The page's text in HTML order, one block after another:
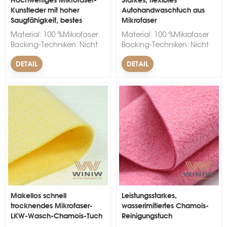
Kunstleder mit hoher
Saugfähigkeit, bestes
Chamois-Tuch
Material: 100 %Mikrofaser
Backing-Techniken: Nicht
gewebt Breite: 150 cm.
Dicke: 1 mm. Farbe:
Blau, Gr&uuml;n, Gelb, Rosa
Markenname: WINIW
Mindestbestellmenge: 300
Laufmeter. Vorlaufzeit: 10-
15 Tage. &nbsp;
DETAIL
Autohandwaschtuch aus
Mikrofaser
Material: 100 %Mikrofaser
Backing-Techniken: Nicht
gewebt Breite: 150 cm.
Dicke: 1 mm. Farbe:
Blau, Gr&uuml;n, Gelb, Rosa
Markenname: WINIW
Mindestbestellmenge: 300
Laufmeter. Vorlaufzeit: 10-
15 Tage. &nbsp;
DETAIL
Makellos schnell
trocknendes Mikrofaser-
LKW-Wasch-Chamois-Tuch
Leistungsstarkes,
wasserimitiertes Chamois-
Reinigungstuch